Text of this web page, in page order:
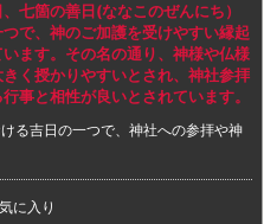
七箇の善日(ななこのぜんにち）
で、神のご加護を受けやすい縁起
ます。その名の通り、神様や仏様
く授かりやすいとされ、神社参拝
事と相性が良いとされています。
る吉日の一つで、神社への参拝や神
に入り